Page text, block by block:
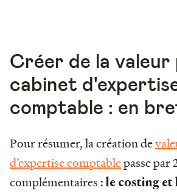
Créer de la valeur
cabinet
comptable : en
Pour résumer, la création de
d’expertise comptablepasse par
complémentaires : le costing et